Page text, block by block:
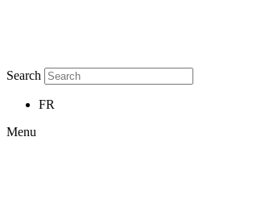
Search
FR
Menu